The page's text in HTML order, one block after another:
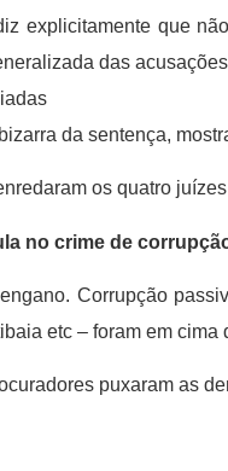
explicitamente que
das
da sentença,
os quatro
no crime de
Corrupção
etc – foram em
puxaram as